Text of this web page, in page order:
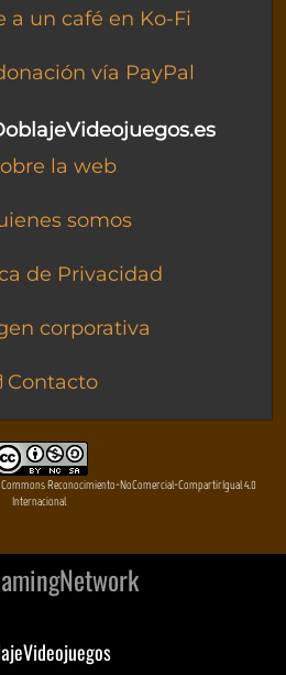
a un café en Ko-Fi
vía PayPal
la web
somos
de Privacidad
corporativa
Contacto
Commons Reconocimiento-NoComercial-CompartirIgual 4.0
Internacional